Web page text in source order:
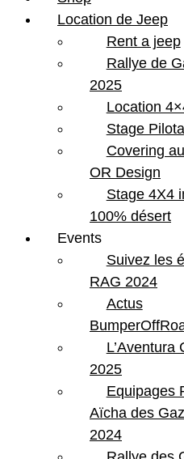
Location de Jeep
Rent a jeep
Rallye de
2025
Location
Stage
Covering
OR Design
Stage 4X4
100% désert
Events
Suivez les
RAG 2024
Actus
L’Aventura
2025
Equipages
Aïcha des
2024